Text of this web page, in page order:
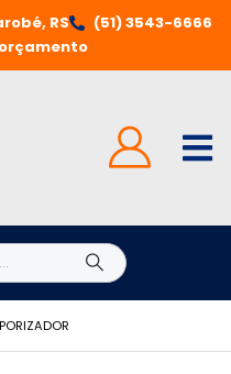
RS
(51) 3543-6666